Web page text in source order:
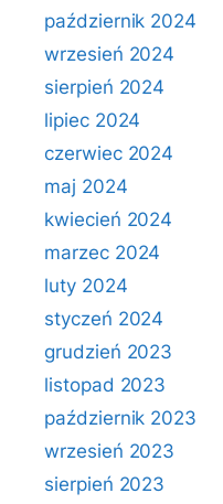
październik 2024
wrzesień 2024
sierpień 2024
lipiec 2024
czerwiec 2024
maj 2024
kwiecień 2024
marzec 2024
luty 2024
styczeń 2024
grudzień 2023
listopad 2023
październik 2023
wrzesień 2023
sierpień 2023